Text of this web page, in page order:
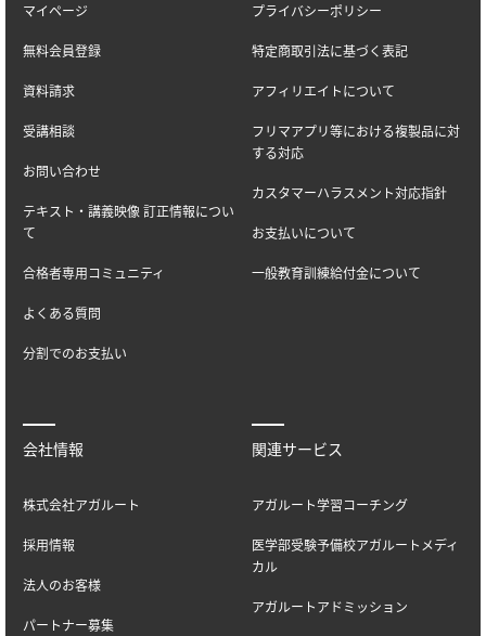
マイページ
無料会員登録
資料請求
受講相談
お問い合わせ
テキスト・講義映像 訂正情報につい
て
合格者専用コミュニティ
よくある質問
分割でのお支払い
プライバシーポリシー
特定商取引法に基づく表記
アフィリエイトについて
フリマアプリ等における複製品に対
する対応
カスタマーハラスメント対応指針
お支払いについて
一般教育訓練給付金について
会社情報
株式会社アガルート
採用情報
法人のお客様
パートナー募集
関連サービス
アガルート学習コーチング
医学部受験予備校アガルートメディ
カル
アガルートアドミッション